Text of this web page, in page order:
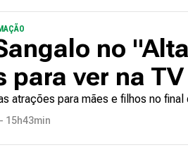
no
para ver na
atrações para mães e filhos no final
15h43min